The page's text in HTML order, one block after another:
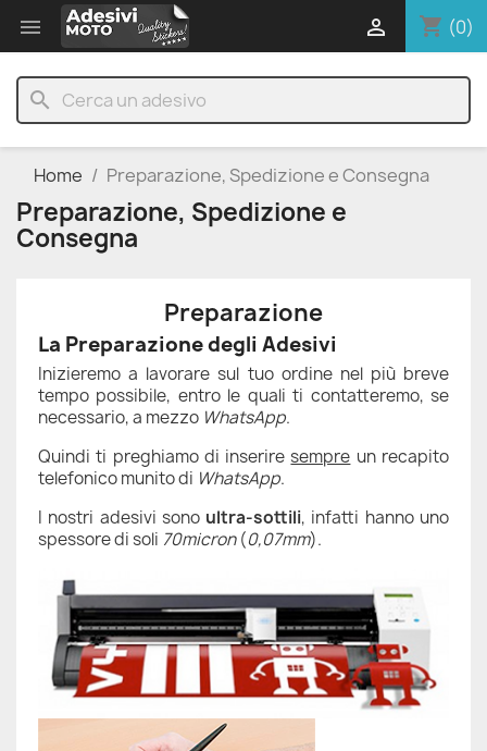
 shopping_cart (0)

search
Home Preparazione, Spedizione e Consegna
Preparazione, Spedizione e
Consegna
Preparazione
La Preparazione degli Adesivi
Inizieremo a lavorare sul tuo ordine nel più breve
tempo possibile, entro le quali ti contatteremo, se
necessario, a mezzo WhatsApp.
Quindi ti preghiamo di inseriresempre un recapito
telefonico munito di WhatsApp.
I nostri adesivi sono ultra-sottili, infatti hanno uno
spessore di soli 70micron(0,07mm).